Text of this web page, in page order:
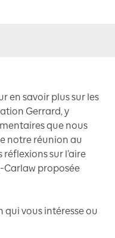
en savoir plus sur les
Gerrard, y
que nous
notre réunion au
sur l’aire
Carlaw proposée
qui vous intéresse ou